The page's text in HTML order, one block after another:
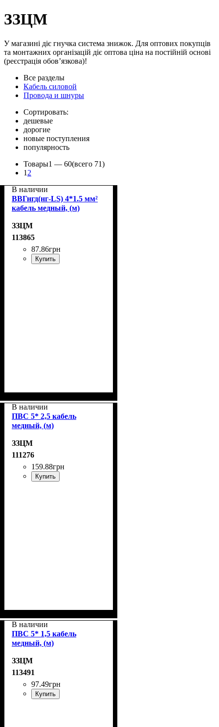
ЗЗЦМ
У магазині діє гнучка система знижок. Для оптових покупців
та монтажних організацій діє оптова ціна на постійній основі
(реєстрація обов’язкова)!
Все разделы
Кабель силовой
Провода и шнуры
Сортировать:
дешевые
дорогие
новые поступления
популярность
Товары1 — 60(всего 71)
1 2
В наличии
ВВГнгд(нг-LS) 4*1.5 мм²
кабель медный, (м)
ЗЗЦМ
113865
87.86грн
Купить
В наличии
ПВС 5* 2,5 кабель
медный, (м)
ЗЗЦМ
111276
159.88грн
Купить
В наличии
ПВС 5* 1,5 кабель
медный, (м)
ЗЗЦМ
113491
97.49грн
Купить